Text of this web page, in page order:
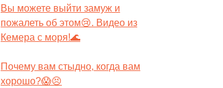
Вы можете выйти замуж и
пожалеть об этом😢. Видео из
Кемера с моря!🌊
Почему вам стыдно, когда вам
хорошо?😱😣